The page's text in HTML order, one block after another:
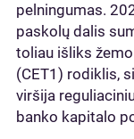
pelningumas.
paskolų dalis
toliau išliks
(CET1) rodiklis,
viršija
banko kapitalo